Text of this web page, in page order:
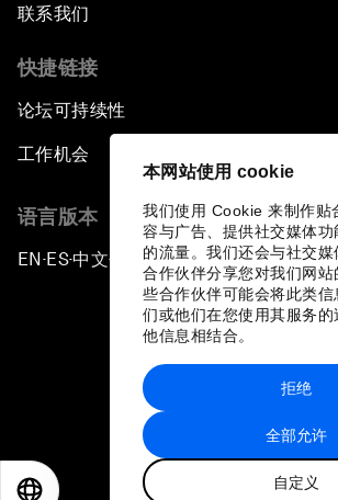
本网站使用 cookie
我们使用 Cookie 来制作贴
容与广告、提供社交媒体功
的流量。我们还会与社交
合作伙伴分享您对我们网
些合作伙伴可能会将此类
们或他们在您使用其服务
他信息相结合。
全部允许
自定义
拒绝
联系我们
快捷链接
论坛可持续性
工作机会
语言版本
EN ▪ ES▪中文▪ 日本語
站点地图
世界经济论坛